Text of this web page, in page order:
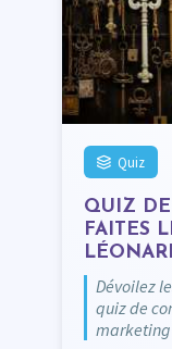
Quiz
QUIZ
FAITES
Dévoilez
quiz de
marketing